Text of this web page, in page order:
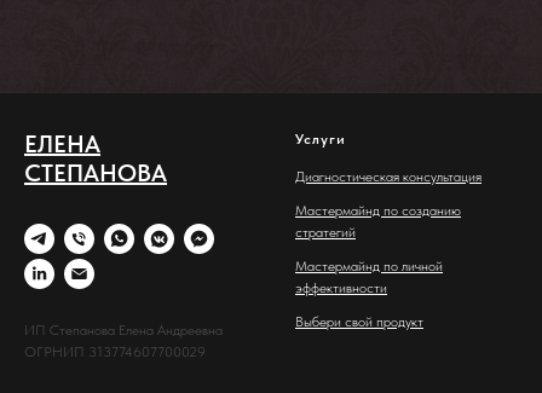
ЕЛЕНА
СТЕПАНОВА
ИП Степанова Елена Андреевна
ОГРНИП 313774607700029
Услуги
Диагностическая консультация
Мастермайнд по созданию
стратегий
Мастермайнд по личной
эффективности
Выбери свой продукт